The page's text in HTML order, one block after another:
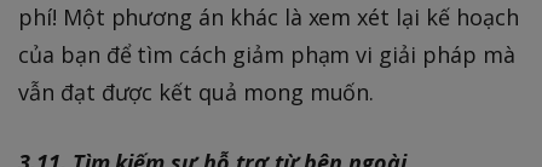
phí! Một phương án khác là xem xét lại kế hoạch
của bạn để tìm cách giảm phạm vi giải pháp mà
vẫn đạt được kết quả mong muốn.